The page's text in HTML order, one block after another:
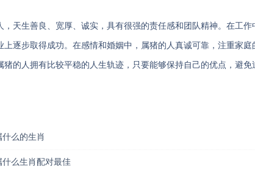
，天生善良、宽厚、诚实，具有很强的责任感和团队精神。在工
上逐步取得成功。在感情和婚姻中，属猪的人真诚可靠，注重家
猪的人拥有比较平稳的人生轨迹，只要能够保持自己的优点，避
什么的生肖
什么生肖配对最佳